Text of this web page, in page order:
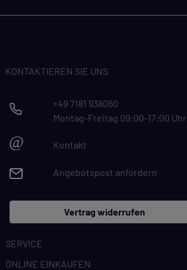
KONTAKTIEREN SIE UNS
+49 7181 938060
Montag-Freitag 09:00-17:00 Uhr
@ Kontakt
Angebotspost anfordern
Vertrag widerrufen
SERVICE
ONLINE EINKAUFEN